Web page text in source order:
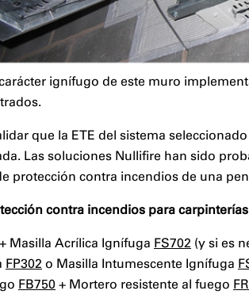
ignífugo de este muro
que la ETE del sistema
Las soluciones Nullifire han sido
protección contra incendios de una
contra incendios para
+ Masilla Acrílica Ignífuga FS702 (y si es
FP302 o Masilla Intumescente Ignífuga
FB750 + Mortero resistente al fuego